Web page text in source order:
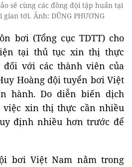
sẽ cùng các đồng đội tập huấn tại
tới. Ảnh: DŨNG PHƯƠNG
bơi (Tổng cục TDTT) cho
tại thủ tục xin thị thực
đối với các thành viên của
Hoàng đội tuyển bơi Việt
hành. Do diễn biến dịch
việc xin thị thực cần nhiều
định nhiều hơn trước để
bơi Việt Nam nằm trong